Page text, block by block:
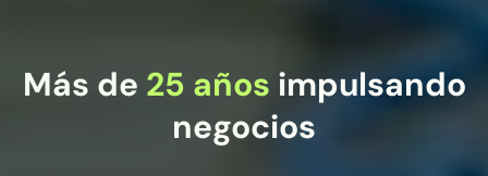
Más de 25 años impulsando
negocios